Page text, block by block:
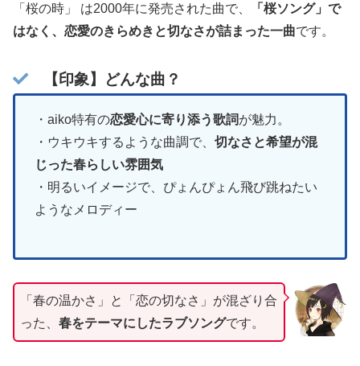
「桜の時」 は2000年に発売された曲で、
「桜ソング」で
はなく、恋愛のきらめきと切なさが詰まった一曲です。
【印象】どんな曲？
・aiko特有の恋愛心に寄り添う歌詞が魅力。
・ウキウキするような曲調で、 切なさと希望が混
じった春らしい雰囲気
・明るいイメージで、ぴょんぴょん飛び跳ねたい
ようなメロディー
「春の温かさ」と「恋の切なさ」が混ざり合
った、 春をテーマにしたラブソングです。